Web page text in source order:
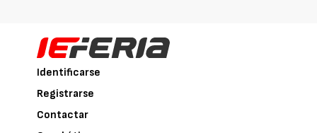
Identificarse
Registrarse
Contactar